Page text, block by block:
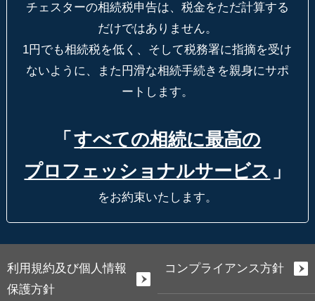
チェスターの相続税申告は、税金をただ計算する
だけではありません。
1円でも相続税を低く、そして税務署に指摘を受け
ないように、
また円滑な相続手続きを親身にサポ
ートします。
「 すべての相続に最高の
プロフェッショナルサービス 」
をお約束いたします。
利用規約及び個人情報
保護方針
コンプライアンス方針